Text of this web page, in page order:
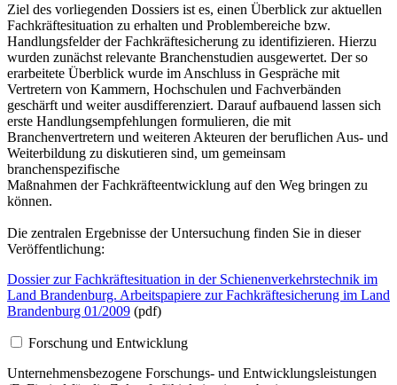
Ziel des vorliegenden Dossiers ist es, einen Überblick zur aktuellen
Fachkräftesituation zu erhalten und Problembereiche bzw.
Handlungsfelder der Fachkräftesicherung zu identifizieren. Hierzu
wurden zunächst relevante Branchenstudien ausgewertet. Der so
erarbeitete Überblick wurde im Anschluss in Gespräche mit
Vertretern von Kammern, Hochschulen und Fachverbänden
geschärft und weiter ausdifferenziert. Darauf aufbauend lassen sich
erste Handlungsempfehlungen formulieren, die mit
Branchenvertretern und weiteren Akteuren der beruflichen Aus- und
Weiterbildung zu diskutieren sind, um gemeinsam
branchenspezifische
Maßnahmen der Fachkräfteentwicklung auf den Weg bringen zu
können.
Die zentralen Ergebnisse der Untersuchung finden Sie in dieser
Veröffentlichung:
Dossier zur Fachkräftesituation in der Schienenverkehrstechnik im
Land Brandenburg. Arbeitspapiere zur Fachkräftesicherung im Land
Brandenburg 01/2009 (pdf)
Forschung und Entwicklung
Unternehmensbezogene Forschungs- und Entwicklungsleistungen